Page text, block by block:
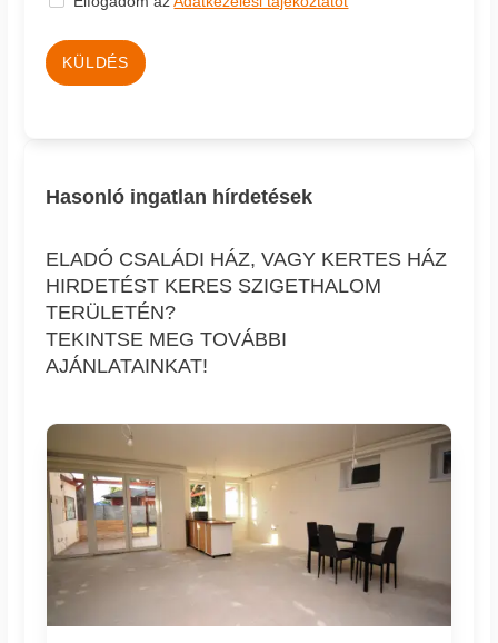
KÜLDÉS
Hasonló ingatlan hírdetések
ELADÓ CSALÁDI HÁZ, VAGY KERTES HÁZ
HIRDETÉST KERES SZIGETHALOM
TERÜLETÉN?
TEKINTSE MEG TOVÁBBI
AJÁNLATAINKAT!